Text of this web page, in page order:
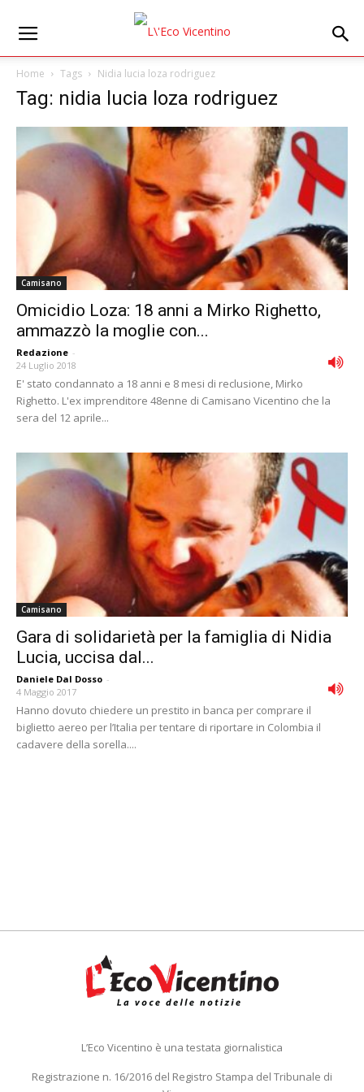
Home Tags Nidia lucia loza rodriguez
Tag: nidia lucia loza rodriguez
Camisano
Omicidio Loza: 18 anni a Mirko Righetto,
ammazzò la moglie con...
Redazione -
24 Luglio 2018
E' stato condannato a 18 anni e 8 mesi di reclusione, Mirko
Righetto. L'ex imprenditore 48enne di Camisano Vicentino che la
sera del 12 aprile...
Camisano
Gara di solidarietà per la famiglia di Nidia
Lucia, uccisa dal...
Daniele Dal Dosso -
4 Maggio 2017
Hanno dovuto chiedere un prestito in banca per comprare il
biglietto aereo per l’Italia per tentare di riportare in Colombia il
cadavere della sorella....
L’Eco Vicentino è una testata giornalistica
Registrazione n. 16/2016 del Registro Stampa del Tribunale di